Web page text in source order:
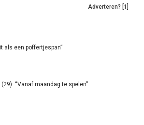
Adverteren? [1]
als een poffertjespan”
“Vanaf maandag te spelen”